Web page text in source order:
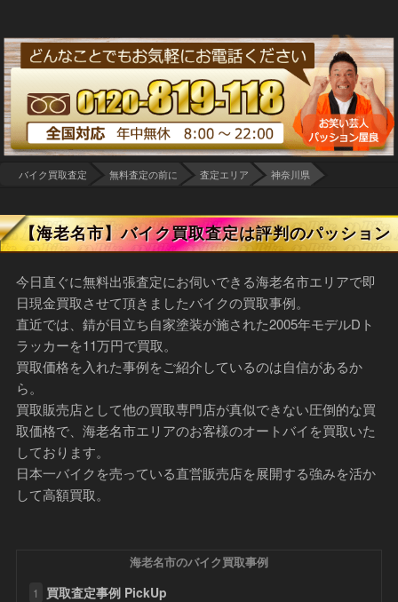
バイク買取査定 無料査定の前に 査定エリア 神奈川県
【海老名市】バイク買取査定は評判のパッション
今日直ぐに無料出張査定にお伺いできる海老名市エリアで即
日現金買取させて頂きましたバイクの買取事例。
直近では、錆が目立ち自家塗装が施された2005年モデルDト
ラッカーを11万円で買取。
買取価格を入れた事例をご紹介しているのは自信があるか
ら。
買取販売店として他の買取専門店が真似できない圧倒的な買
取価格で、海老名市エリアのお客様のオートバイを買取いた
しております。
日本一バイクを売っている直営販売店を展開する強みを活か
して高額買取。
海老名市のバイク買取事例
1 買取査定事例 PickUp